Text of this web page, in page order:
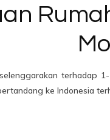
terhadap
ke Indonesia